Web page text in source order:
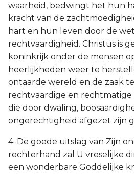
waarheid, bedwingt het hun
kracht van de
hart en hun leven door de
rechtvaardigheid. Christus is
koninkrijk onder de mensen
heerlijkheden weer te
ontaarde wereld en de zaak
rechtvaardige en rechtmatige
die door dwaling,
ongerechtigheid afgezet zijn
4. De goede uitslag van Zijn
rechterhand zal U vreselijke
een wonderbare Goddelijke